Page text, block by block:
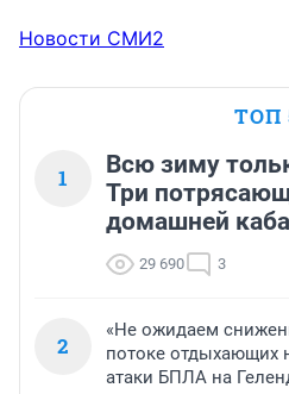
Новости СМИ2
ТОП
1
Всю зиму
Три
домашней
29 690 3
2
«Не ожидаем
потоке отдыхающих
атаки БПЛА на